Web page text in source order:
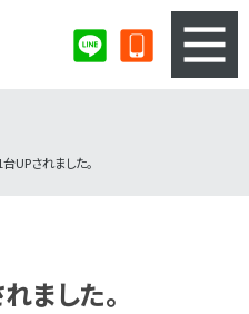
UPされました。
ました。